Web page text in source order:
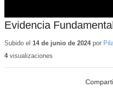
Evidencia
Subido el 14 de junio de 2024por
4visualizaciones